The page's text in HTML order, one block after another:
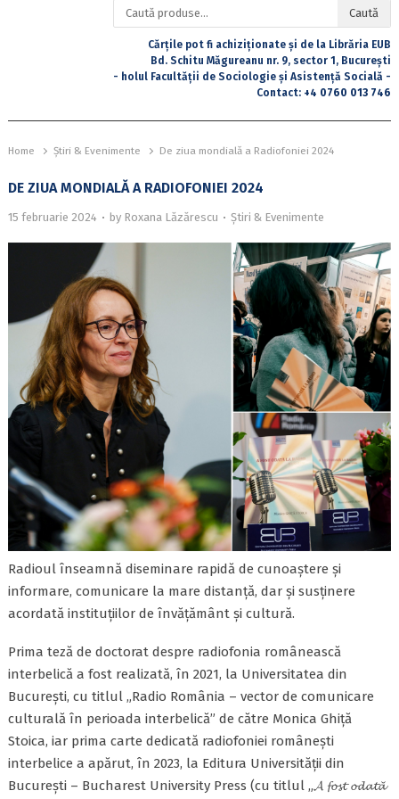
Caută
după:
Caută
Cărțile pot fi achiziționate și de la Librăria EUB
Bd. Schitu Măgureanu nr. 9, sector 1, București
- holul Facultății de Sociologie și Asistență Socială -
Contact: +4 0760 013 746
Home Știri & Evenimente De ziua mondială a Radiofoniei 2024
DE ZIUA MONDIALĂ A RADIOFONIEI 2024
15 februarie 2024 by Roxana Lăzărescu Știri & Evenimente
Radioul înseamnă diseminare rapidă de cunoaștere și
informare, comunicare la mare distanță, dar și susținere
acordată instituțiilor de învățământ și cultură.
Prima teză de doctorat despre radiofonia românească
interbelică a fost realizată, în 2021, la Universitatea din
București, cu titlul „Radio România – vector de comunicare
culturală în perioada interbelică” de către Monica Ghiță
Stoica, iar prima carte dedicată radiofoniei românești
interbelice a apărut, în 2023, la Editura Universității din
București – Bucharest University Press (cu titlul „𝓐 𝓯𝓸𝓼𝓽 𝓸𝓭𝓪𝓽𝓪̆